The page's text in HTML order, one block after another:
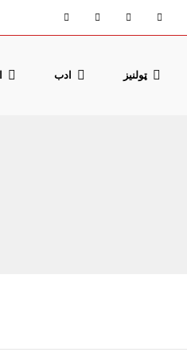
ادب ټولنیز